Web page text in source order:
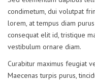
condimetum, dui volutpat
lorem, at tempus diam
consequat elit id, tristique
vestibulum ornare diam.
Curabitur maximus feugiat
Maecenas turpis purus,